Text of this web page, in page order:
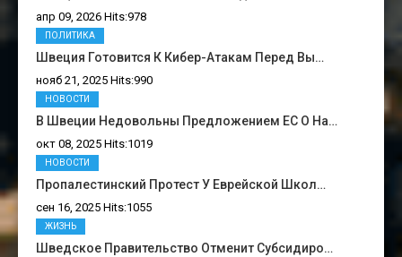
апр 09, 2026 Hits:978
Швеция Готовится К Кибер-Атакам Перед Вы…
нояб 21, 2025 Hits:990
ПОЛИТИКА
В Швеции Недовольны Предложением ЕС О На…
окт 08, 2025 Hits:1019
НОВОСТИ
Пропалестинский Протест У Еврейской Школ…
сен 16, 2025 Hits:1055
НОВОСТИ
Шведское Правительство Отменит Субсидиро…
ЖИЗНЬ